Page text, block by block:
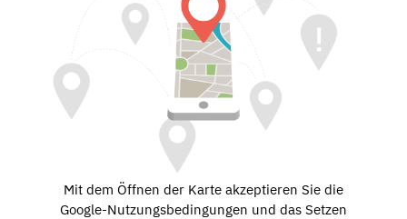
Mit dem Öffnen der Karte akzeptieren Sie die
Google-Nutzungsbedingungen und das Setzen